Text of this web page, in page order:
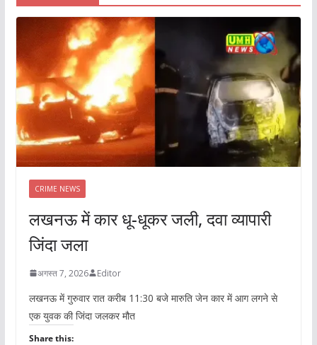
CRIME NEWS
लखनऊ में कार धू-धूकर जली, दवा व्यापारी
जिंदा जला
अगस्त 7, 2026 Editor
लखनऊ में गुरुवार रात करीब 11:30 बजे मारुति जेन कार में आग लगने से
एक युवक की जिंदा जलकर मौत
Share this: